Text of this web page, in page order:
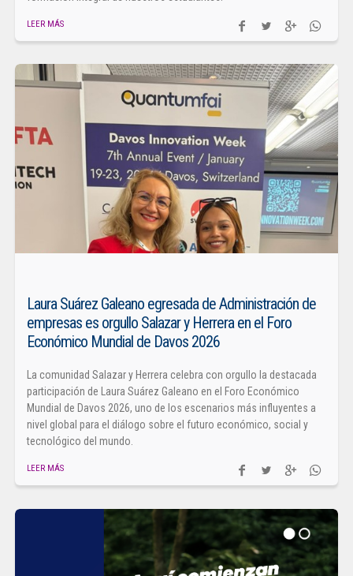
LEER MÁS
Laura Suárez Galeano egresada de Administración de
empresas es orgullo Salazar y Herrera en el Foro
Económico Mundial de Davos 2026
La comunidad Salazar y Herrera celebra con orgullo la destacada
participación de Laura Suárez Galeano en el Foro Económico
Mundial de Davos 2026, uno de los escenarios más influyentes a
nivel global para el diálogo sobre el futuro económico, social y
tecnológico del mundo.
LEER MÁS